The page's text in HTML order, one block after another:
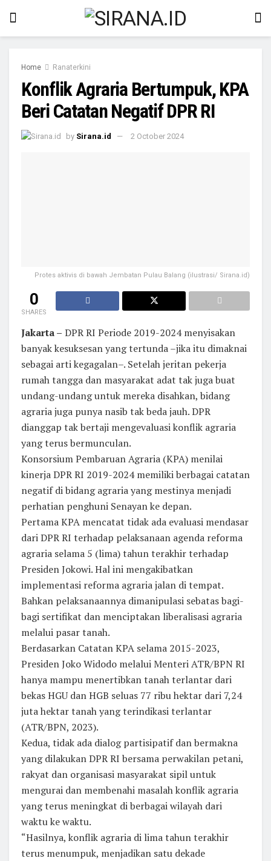
Home Ranaterkini
Konflik Agraria Bertumpuk, KPA
Beri Catatan Negatif DPR RI
by Sirana.id 2 October 2024
Protes aktivis di bawah Jembatan Pulau Balang (ilustrasi/ Sirana.id)
0
SHARES
Jakarta – DPR RI Periode 2019-2024 menyisakan
banyak kesuksesan yang tertunda –jika itu dimaknai
sebagai arti kegagalan–. Setelah jeritan pekerja
rumah tangga dan masyarakat adat tak juga buat
undang-undang untuk mereka disahkan, bidang
agraria juga punya nasib tak beda jauh. DPR
dianggap tak bertaji mengevaluasi konflik agraria
yang terus bermunculan.
Konsorsium Pembaruan Agraria (KPA) menilai
kinerja DPR RI 2019-2024 memiliki berbagai catatan
negatif di bidang agraria yang mestinya menjadi
perhatian penghuni Senayan ke depan.
Pertama KPA mencatat tidak ada evaluasi mendasar
dari DPR RI terhadap pelaksanaan agenda reforma
agraria selama 5 (lima) tahun terakhir terhadap
Presiden Jokowi. Hal ini mengakibatkan
implementasi reforma agraria jalan di tempat.
Bahkan pelaksanaannya dimanipulasi sebatas bagi-
bagi sertifikat dan menciptakan liberalisasi agraria
melalui pasar tanah.
Berdasarkan Catatan KPA selama 2015-2023,
Presiden Joko Widodo melalui Menteri ATR/BPN RI
hanya mampu menertibkan tanah terlantar dari
bekas HGU dan HGB seluas 77 ribu hektar dari 7,24
juta hektar tanah yang terindikasi terlantar
(ATR/BPN, 2023).
Kedua, tidak ada dialog partisipatif dan bermakna
yang dilakukan DPR RI bersama perwakilan petani,
rakyat dan organisasi masyarakat sipil untuk
mengurai dan membenahi masalah konflik agraria
yang terus meningkat di berbagai wilayah dari
waktu ke waktu.
“Hasilnya, konflik agraria di lima tahun terakhir
terus menumpuk, menjadikan satu dekade